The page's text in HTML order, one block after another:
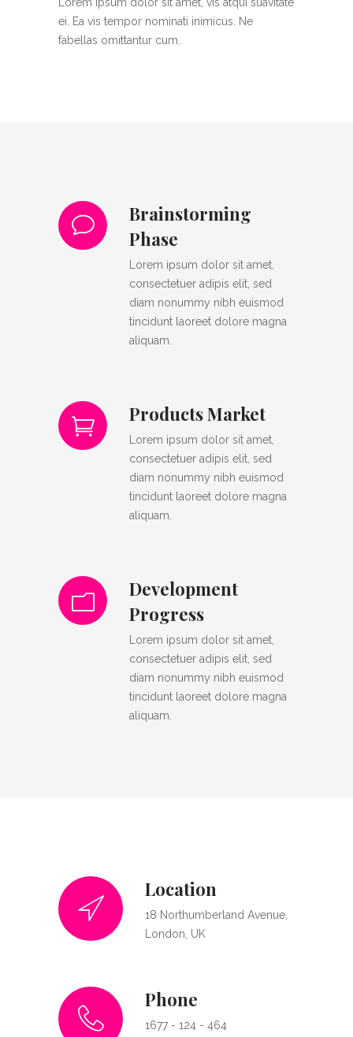
ei. Ea vis tempor nominati inimicus. Ne
fabellas omittantur cum.
Brainstorming
Phase
Lorem ipsum dolor sit amet,
consectetuer adipis elit, sed
diam nonummy nibh euismod
tincidunt laoreet dolore magna
aliquam.
Products Market
Lorem ipsum dolor sit amet,
consectetuer adipis elit, sed
diam nonummy nibh euismod
tincidunt laoreet dolore magna
aliquam.
Development
Progress
Lorem ipsum dolor sit amet,
consectetuer adipis elit, sed
diam nonummy nibh euismod
tincidunt laoreet dolore magna
aliquam.
Location
18 Northumberland Avenue,
London, UK
Phone
1677 - 124 - 464